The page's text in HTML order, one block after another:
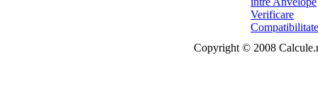
Copyright © 2008